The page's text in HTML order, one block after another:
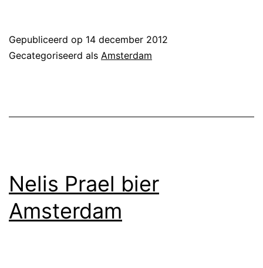
Gepubliceerd op 14 december 2012
Gecategoriseerd als Amsterdam
Nelis Prael bier
Amsterdam